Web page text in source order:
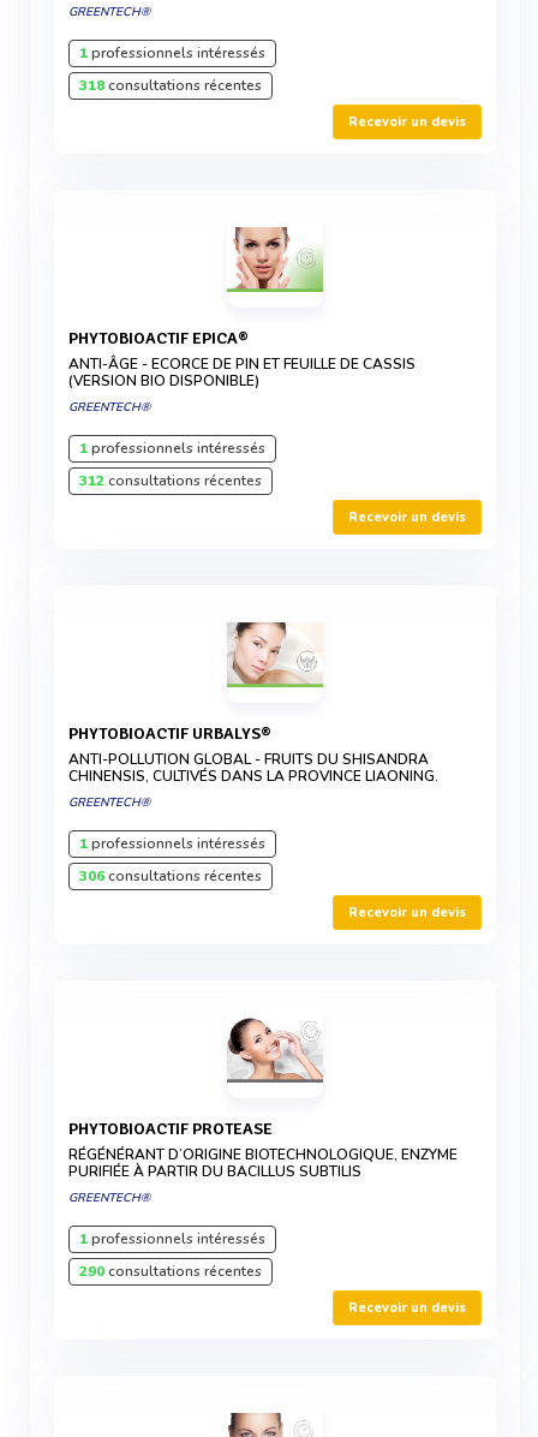
GREENTECH®
1professionnels intéressés
318consultations récentes
Recevoir un devis
PHYTOBIOACTIF EPICA®
ANTI-ÂGE - ECORCE DE PIN ET FEUILLE DE CASSIS
(VERSION BIO DISPONIBLE)
GREENTECH®
1professionnels intéressés
312consultations récentes
Recevoir un devis
PHYTOBIOACTIF URBALYS®
ANTI-POLLUTION GLOBAL - FRUITS DU SHISANDRA
CHINENSIS, CULTIVÉS DANS LA PROVINCE LIAONING.
GREENTECH®
1professionnels intéressés
306consultations récentes
Recevoir un devis
PHYTOBIOACTIF PROTEASE
RÉGÉNÉRANT D’ORIGINE BIOTECHNOLOGIQUE, ENZYME
PURIFIÉE À PARTIR DU BACILLUS SUBTILIS
GREENTECH®
1professionnels intéressés
290consultations récentes
Recevoir un devis